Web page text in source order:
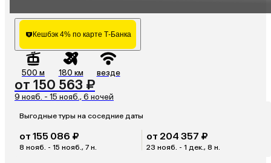
Кешбэк 4% по карте Т-Банка
500 м 180 км везде
от 150 563 ₽
9 нояб. - 15 нояб., 6 ночей
Выгодные туры на соседние даты
от 155 086 ₽
8 нояб. - 15 нояб., 7 н.
от 204 357 ₽
23 нояб. - 1 дек., 8 н.